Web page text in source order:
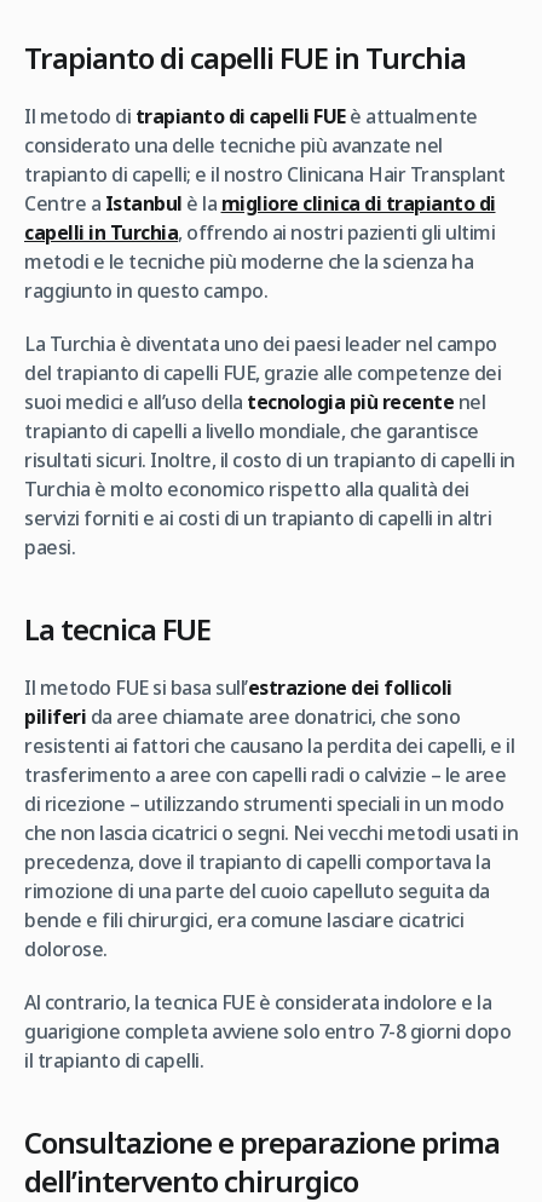
Trapianto di capelli FUE in Turchia
Il metodo di trapianto di capelli FUEè attualmente
considerato una delle tecniche più avanzate nel
trapianto di capelli; e il nostro Clinicana Hair Transplant
Centre a Istanbul è la migliore clinica di trapianto di
capelli in Turchia, offrendo ai nostri pazienti gli ultimi
metodi e le tecniche più moderne che la scienza ha
raggiunto in questo campo.
La Turchia è diventata uno dei paesi leader nel campo
del trapianto di capelli FUE, grazie alle competenze dei
suoi medici e all’uso della tecnologia più recente nel
trapianto di capelli a livello mondiale, che garantisce
risultati sicuri. Inoltre, il costo di un trapianto di capelli in
Turchia è molto economico rispetto alla qualità dei
servizi forniti e ai costi di un trapianto di capelli in altri
paesi.
La tecnica FUE
Il metodo FUE si basa sull’estrazione dei follicoli
piliferi da aree chiamate aree donatrici, che sono
resistenti ai fattori che causano la perdita dei capelli, e il
trasferimento a aree con capelli radi o calvizie – le aree
di ricezione – utilizzando strumenti speciali in un modo
che non lascia cicatrici o segni. Nei vecchi metodi usati in
precedenza, dove il trapianto di capelli comportava la
rimozione di una parte del cuoio capelluto seguita da
bende e fili chirurgici, era comune lasciare cicatrici
dolorose.
Al contrario, la tecnica FUE è considerata indolore e la
guarigione completa avviene solo entro 7-8 giorni dopo
il trapianto di capelli.
Consultazione e preparazione prima
dell’intervento chirurgico